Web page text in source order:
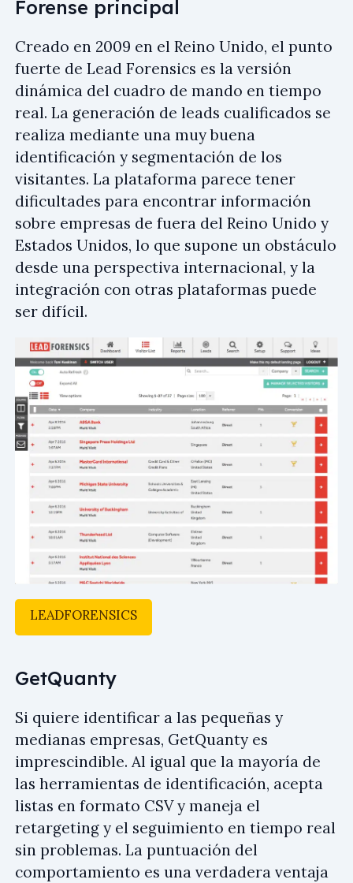
Forense principal
Creado en 2009 en el Reino Unido, el punto
fuerte de Lead Forensics es la versión
dinámica del cuadro de mando en tiempo
real. La generación de leads cualificados se
realiza mediante una muy buena
identificación y segmentación de los
visitantes. La plataforma parece tener
dificultades para encontrar información
sobre empresas de fuera del Reino Unido y
Estados Unidos, lo que supone un obstáculo
desde una perspectiva internacional, y la
integración con otras plataformas puede
ser difícil.
LEADFORENSICS
GetQuanty
Si quiere identificar a las pequeñas y
medianas empresas, GetQuanty es
imprescindible. Al igual que la mayoría de
las herramientas de identificación, acepta
listas en formato CSV y maneja el
retargeting y el seguimiento en tiempo real
sin problemas. La puntuación del
comportamiento es una verdadera ventaja